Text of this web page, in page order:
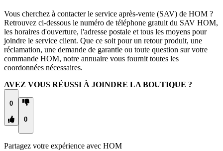
Vous cherchez à contacter le service après-vente (SAV) de HOM ?
Retrouvez ci-dessous le numéro de téléphone gratuit du SAV HOM,
les horaires d'ouverture, l'adresse postale et tous les moyens pour
joindre le service client. Que ce soit pour un retour produit, une
réclamation, une demande de garantie ou toute question sur votre
commande HOM, notre annuaire vous fournit toutes les
coordonnées nécessaires.
AVEZ VOUS RÉUSSI À JOINDRE LA BOUTIQUE ?
0
0
Partagez votre expérience avec HOM